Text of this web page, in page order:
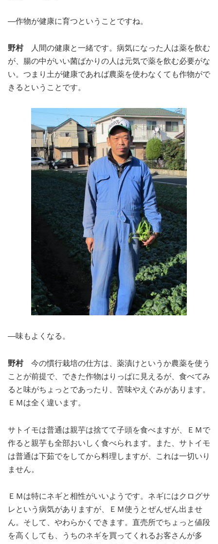
―作物が健康に育つということですね。
野村人間の健康と一緒です。病気になった人は薬を飲む
が、腸の中がいい菌ばかりの人は元気で薬を飲む必要がな
い。つまり土が健康であれば農薬を使わなくても作物がで
きるということです。
―味もよくなる。
野村今の慣行栽培の仕方は、薬漬けというか農薬を使う
ことが前提で、できた作物はりっぱに見えるが、食べてみ
ると味がちょっとであったり、苦味やえぐみがあります。
ＥＭは全く違います。
サトイモは普通は親芋は捨てて子頭を食べますが、ＥＭで
作ると親芋も全部おいしく食べられます。また、サトイモ
は普通は下茹でをしてから料理しますが、これは一切いり
ません。
ＥＭは特にネギと相性がいいようです。ネギにはクログサ
レという病気がありますが、ＥＭ使うとぜんぜん出ませ
ん。そして、やわらかくできます。直売所でちょっと値段
を高くしても、うちのネギを買ってくれるお客さんが多